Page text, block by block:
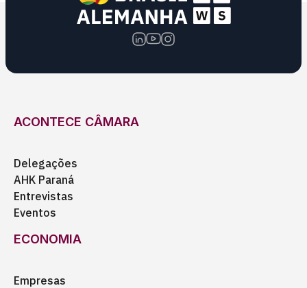
ACONTECE CÂMARA
Delegações
AHK Paraná
Entrevistas
Eventos
ECONOMIA
Empresas